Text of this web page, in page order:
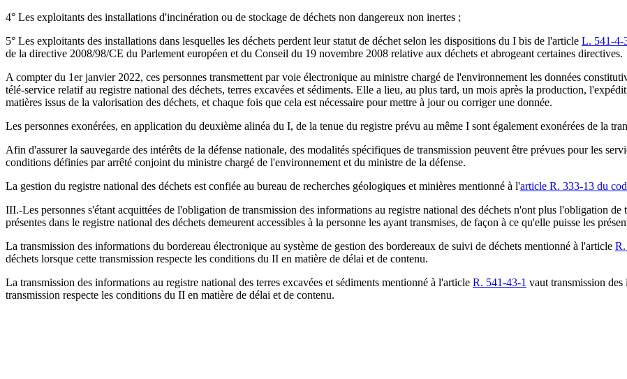
4° Les exploitants des installations d'incinération ou de stockage de déchets non dangereux non inertes ;
5° Les exploitants des installations dans lesquelles les déchets perdent leur statut de déchet selon les dispositions du I bis de l'article L. 541-4-
de la directive 2008/98/CE du Parlement européen et du Conseil du 19 novembre 2008 relative aux déchets et abrogeant certaines directives.
A compter du 1er janvier 2022, ces personnes transmettent par voie électronique au ministre chargé de l'environnement les données
télé-service relatif au registre national des déchets, terres excavées et sédiments. Elle a lieu, au plus tard, un mois après la production,
matières issus de la valorisation des déchets, et chaque fois que cela est nécessaire pour mettre à jour ou corriger une donnée.
Les personnes exonérées, en application du deuxième alinéa du I, de la tenue du registre prévu au même I sont également exonérées de la
Afin d'assurer la sauvegarde des intérêts de la défense nationale, des modalités spécifiques de transmission peuvent être prévues pour les
conditions définies par arrêté conjoint du ministre chargé de l'environnement et du ministre de la défense.
La gestion du registre national des déchets est confiée au bureau de recherches géologiques et minières mentionné à l'article R. 333-13 du
III.-Les personnes s'étant acquittées de l'obligation de transmission des informations au registre national des déchets n'ont plus l'obligation
présentes dans le registre national des déchets demeurent accessibles à la personne les ayant transmises, de façon à ce qu'elle puisse les
La transmission des informations du bordereau électronique au système de gestion des bordereaux de suivi de déchets mentionné à l'article
déchets lorsque cette transmission respecte les conditions du II en matière de délai et de contenu.
La transmission des informations au registre national des terres excavées et sédiments mentionné à l'article R. 541-43-1 vaut transmission
transmission respecte les conditions du II en matière de délai et de contenu.